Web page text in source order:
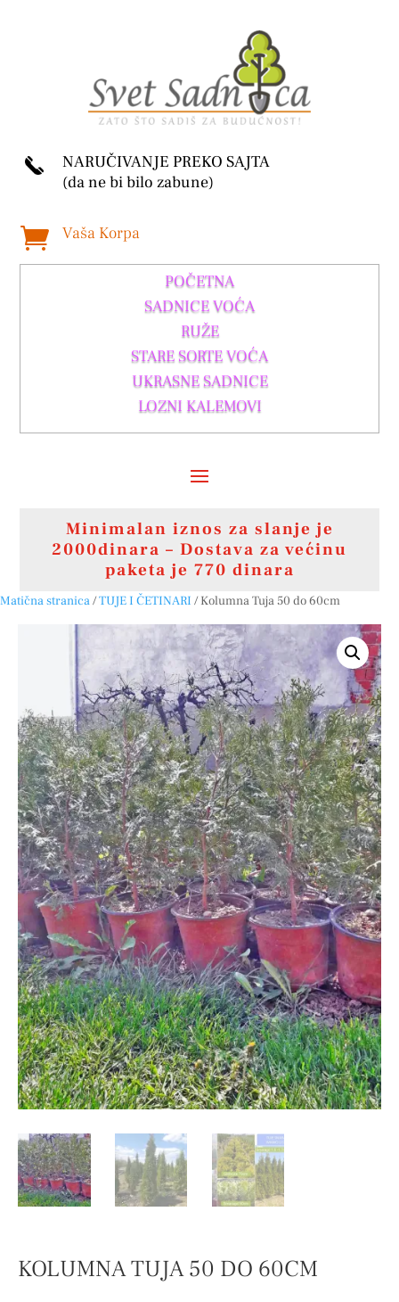
NARUČIVANJE PREKO SAJTA
(da ne bi bilo zabune)
 Vaša Korpa
POČETNA
SADNICE VOĆA
RUŽE
STARE SORTE VOĆA
UKRASNE SADNICE
LOZNI KALEMOVI
Minimalan iznos za slanje je
2000dinara – Dostava za većinu
paketa je 770 dinara
Matična stranica/TUJE I ČETINARI / Kolumna Tuja 50 do 60cm
KOLUMNA TUJA 50 DO 60CM